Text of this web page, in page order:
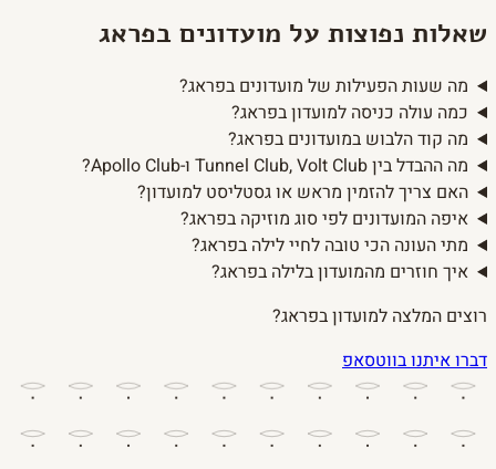
שאלות נפוצות על מועדונים בפראג
מה שעות הפעילות של מועדונים בפראג?
כמה עולה כניסה למועדון בפראג?
מה קוד הלבוש במועדונים בפראג?
מה ההבדל בין Tunnel Club, Volt Club ו-Apollo Club?
האם צריך להזמין מראש או גסטליסט למועדון?
איפה המועדונים לפי סוג מוזיקה בפראג?
מתי העונה הכי טובה לחיי לילה בפראג?
איך חוזרים מהמועדון בלילה בפראג?
רוצים המלצה למועדון בפראג?
דברו איתנו בווטסאפ